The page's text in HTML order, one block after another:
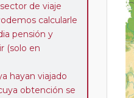
de viaje
calcularle
pensión y
(solo en
hayan viajado
obtención se